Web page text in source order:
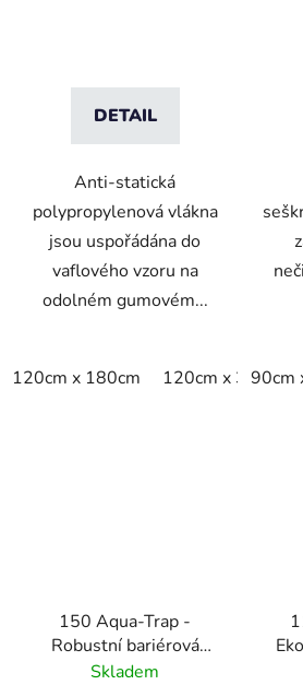
DETAIL
Anti-statická
polypropylenová vlákna
jsou uspořádána do
vaflového vzoru na
odolném gumovém...
120cm x 180cm 120cm x 300cm
90cm
150 Aqua-Trap -
Robustní bariérová
rohož s vyvýšenými
Skladem